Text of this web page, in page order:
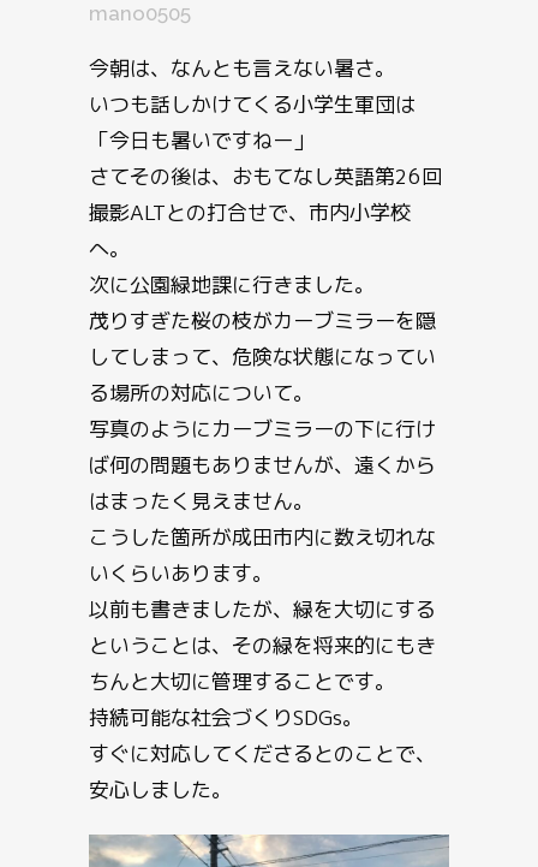
mano0505
今朝は、なんとも言えない暑さ。
いつも話しかけてくる小学生軍団は
「今日も暑いですねー」
さてその後は、おもてなし英語第26回
撮影ALTとの打合せで、市内小学校
へ。
次に公園緑地課に行きました。
茂りすぎた桜の枝がカーブミラーを隠
してしまって、危険な状態になってい
る場所の対応について。
写真のようにカーブミラーの下に行け
ば何の問題もありませんが、遠くから
はまったく見えません。
こうした箇所が成田市内に数え切れな
いくらいあります。
以前も書きましたが、緑を大切にする
ということは、その緑を将来的にもき
ちんと大切に管理することです。
持続可能な社会づくりSDGs。
すぐに対応してくださるとのことで、
安心しました。